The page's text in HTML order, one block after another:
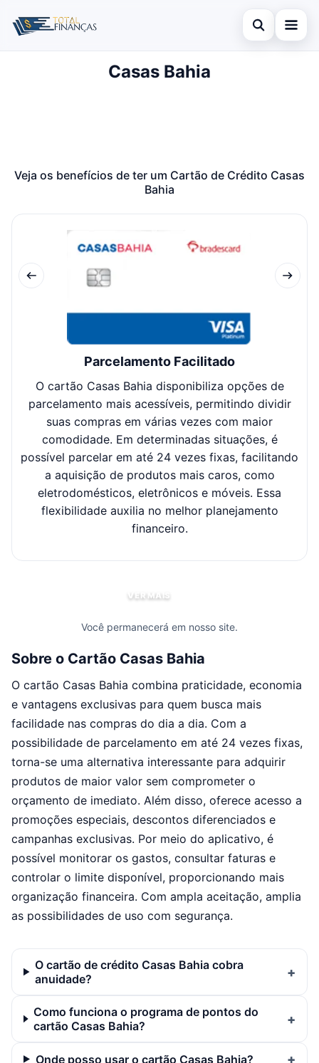
Abrir busca
Casas Bahia
Veja os benefícios de ter um Cartão de Crédito Casas
Bahia
Parcelamento Facilitado
O cartão Casas Bahia disponibiliza opções de
parcelamento mais acessíveis, permitindo dividir
suas compras em várias vezes com maior
comodidade. Em determinadas situações, é
possível parcelar em até 24 vezes fixas, facilitando
a aquisição de produtos mais caros, como
eletrodomésticos, eletrônicos e móveis. Essa
flexibilidade auxilia no melhor planejamento
financeiro.
VER MAIS
Você permanecerá em nosso site.
Sobre o Cartão Casas Bahia
O cartão Casas Bahia combina praticidade, economia
e vantagens exclusivas para quem busca mais
facilidade nas compras do dia a dia. Com a
possibilidade de parcelamento em até 24 vezes fixas,
torna-se uma alternativa interessante para adquirir
produtos de maior valor sem comprometer o
orçamento de imediato. Além disso, oferece acesso a
promoções especiais, descontos diferenciados e
campanhas exclusivas. Por meio do aplicativo, é
possível monitorar os gastos, consultar faturas e
controlar o limite disponível, proporcionando mais
organização financeira. Com ampla aceitação, amplia
as possibilidades de uso com segurança.
O cartão de crédito Casas Bahia cobra
anuidade?
Como funciona o programa de pontos do
cartão Casas Bahia?
Onde posso usar o cartão Casas Bahia?